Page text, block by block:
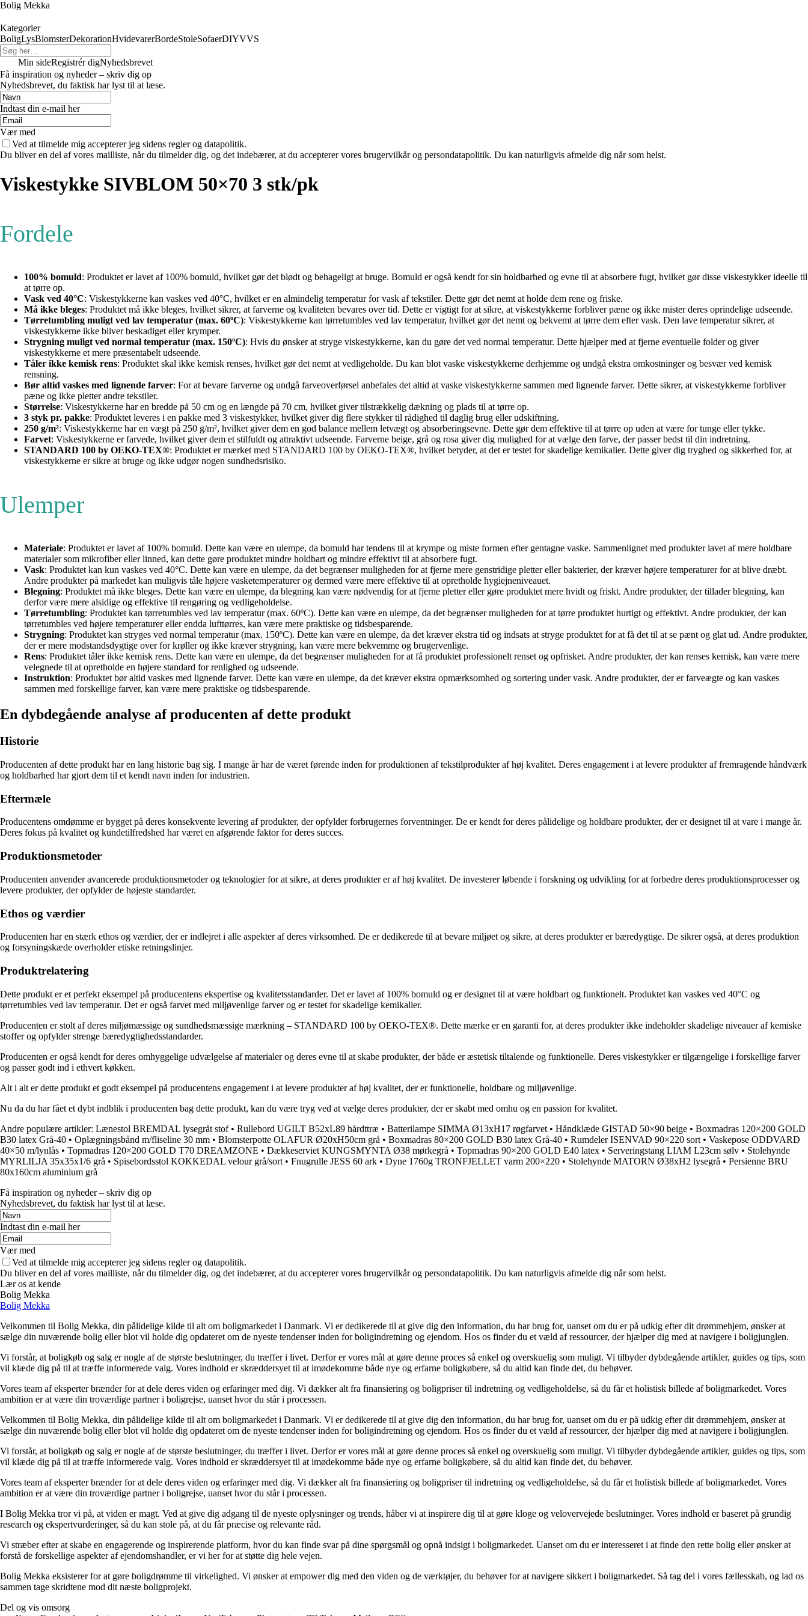
Bolig Mekka
Kategorier
BoligLysBlomsterDekorationHvidevarerBordeStoleSofaerDIYVVS
Min sideRegistrér digNyhedsbrevet
Få inspiration og nyheder – skriv dig op
Nyhedsbrevet, du faktisk har lyst til at læse.
Indtast din e-mail her
Vær med
Ved at tilmelde mig accepterer jeg sidens regler og datapolitik.
Du bliver en del af vores mailliste, når du tilmelder dig, og det indebærer, at du accepterer vores brugervilkår og persondatapolitik. Du kan naturligvis afmelde dig når som helst.
Viskestykke SIVBLOM 50×70 3 stk/pk
Fordele
100% bomuld: Produktet er lavet af 100% bomuld, hvilket gør det blødt og behageligt at bruge. Bomuld er også kendt for sin holdbarhed og evne til at absorbere fugt, hvilket gør disse viskestykker ideelle til
at tørre op.
Vask ved 40°C: Viskestykkerne kan vaskes ved 40°C, hvilket er en almindelig temperatur for vask af tekstiler. Dette gør det nemt at holde dem rene og friske.
Må ikke bleges: Produktet må ikke bleges, hvilket sikrer, at farverne og kvaliteten bevares over tid. Dette er vigtigt for at sikre, at viskestykkerne forbliver pæne og ikke mister deres oprindelige udseende.
Tørretumbling muligt ved lav temperatur (max. 60ºC): Viskestykkerne kan tørretumbles ved lav temperatur, hvilket gør det nemt og bekvemt at tørre dem efter vask. Den lave temperatur sikrer, at
viskestykkerne ikke bliver beskadiget eller krymper.
Strygning muligt ved normal temperatur (max. 150ºC): Hvis du ønsker at stryge viskestykkerne, kan du gøre det ved normal temperatur. Dette hjælper med at fjerne eventuelle folder og giver
viskestykkerne et mere præsentabelt udseende.
Tåler ikke kemisk rens: Produktet skal ikke kemisk renses, hvilket gør det nemt at vedligeholde. Du kan blot vaske viskestykkerne derhjemme og undgå ekstra omkostninger og besvær ved kemisk
rensning.
Bør altid vaskes med lignende farver: For at bevare farverne og undgå farveoverførsel anbefales det altid at vaske viskestykkerne sammen med lignende farver. Dette sikrer, at viskestykkerne forbliver
pæne og ikke pletter andre tekstiler.
Størrelse: Viskestykkerne har en bredde på 50 cm og en længde på 70 cm, hvilket giver tilstrækkelig dækning og plads til at tørre op.
3 styk pr. pakke: Produktet leveres i en pakke med 3 viskestykker, hvilket giver dig flere stykker til rådighed til daglig brug eller udskiftning.
250 g/m²: Viskestykkerne har en vægt på 250 g/m², hvilket giver dem en god balance mellem letvægt og absorberingsevne. Dette gør dem effektive til at tørre op uden at være for tunge eller tykke.
Farvet: Viskestykkerne er farvede, hvilket giver dem et stilfuldt og attraktivt udseende. Farverne beige, grå og rosa giver dig mulighed for at vælge den farve, der passer bedst til din indretning.
STANDARD 100 by OEKO-TEX®: Produktet er mærket med STANDARD 100 by OEKO-TEX®, hvilket betyder, at det er testet for skadelige kemikalier. Dette giver dig tryghed og sikkerhed for, at
viskestykkerne er sikre at bruge og ikke udgør nogen sundhedsrisiko.
Ulemper
Materiale: Produktet er lavet af 100% bomuld. Dette kan være en ulempe, da bomuld har tendens til at krympe og miste formen efter gentagne vaske. Sammenlignet med produkter lavet af mere holdbare
materialer som mikrofiber eller linned, kan dette gøre produktet mindre holdbart og mindre effektivt til at absorbere fugt.
Vask: Produktet kan kun vaskes ved 40°C. Dette kan være en ulempe, da det begrænser muligheden for at fjerne mere genstridige pletter eller bakterier, der kræver højere temperaturer for at blive dræbt.
Andre produkter på markedet kan muligvis tåle højere vasketemperaturer og dermed være mere effektive til at opretholde hygiejneniveauet.
Blegning: Produktet må ikke bleges. Dette kan være en ulempe, da blegning kan være nødvendig for at fjerne pletter eller gøre produktet mere hvidt og friskt. Andre produkter, der tillader blegning, kan
derfor være mere alsidige og effektive til rengøring og vedligeholdelse.
Tørretumbling: Produktet kan tørretumbles ved lav temperatur (max. 60ºC). Dette kan være en ulempe, da det begrænser muligheden for at tørre produktet hurtigt og effektivt. Andre produkter, der kan
tørretumbles ved højere temperaturer eller endda lufttørres, kan være mere praktiske og tidsbesparende.
Strygning: Produktet kan stryges ved normal temperatur (max. 150ºC). Dette kan være en ulempe, da det kræver ekstra tid og indsats at stryge produktet for at få det til at se pænt og glat ud. Andre produkter,
der er mere modstandsdygtige over for krøller og ikke kræver strygning, kan være mere bekvemme og brugervenlige.
Rens: Produktet tåler ikke kemisk rens. Dette kan være en ulempe, da det begrænser muligheden for at få produktet professionelt renset og opfrisket. Andre produkter, der kan renses kemisk, kan være mere
velegnede til at opretholde en højere standard for renlighed og udseende.
Instruktion: Produktet bør altid vaskes med lignende farver. Dette kan være en ulempe, da det kræver ekstra opmærksomhed og sortering under vask. Andre produkter, der er farveægte og kan vaskes
sammen med forskellige farver, kan være mere praktiske og tidsbesparende.
En dybdegående analyse af producenten af ​​dette produkt
Historie
Producenten af dette produkt har en lang historie bag sig. I mange år har de været førende inden for produktionen af tekstilprodukter af høj kvalitet. Deres engagement i at levere produkter af fremragende håndværk
og holdbarhed har gjort dem til et kendt navn inden for industrien.
Eftermæle
Producentens omdømme er bygget på deres konsekvente levering af produkter, der opfylder forbrugernes forventninger. De er kendt for deres pålidelige og holdbare produkter, der er designet til at vare i mange år.
Deres fokus på kvalitet og kundetilfredshed har været en afgørende faktor for deres succes.
Produktionsmetoder
Producenten anvender avancerede produktionsmetoder og teknologier for at sikre, at deres produkter er af høj kvalitet. De investerer løbende i forskning og udvikling for at forbedre deres produktionsprocesser og
levere produkter, der opfylder de højeste standarder.
Ethos og værdier
Producenten har en stærk ethos og værdier, der er indlejret i alle aspekter af deres virksomhed. De er dedikerede til at bevare miljøet og sikre, at deres produkter er bæredygtige. De sikrer også, at deres produktion
og forsyningskæde overholder etiske retningslinjer.
Produktrelatering
Dette produkt er et perfekt eksempel på producentens ekspertise og kvalitetsstandarder. Det er lavet af 100% bomuld og er designet til at være holdbart og funktionelt. Produktet kan vaskes ved 40°C og
tørretumbles ved lav temperatur. Det er også farvet med miljøvenlige farver og er testet for skadelige kemikalier.
Producenten er stolt af deres miljømæssige og sundhedsmæssige mærkning – STANDARD 100 by OEKO-TEX®. Dette mærke er en garanti for, at deres produkter ikke indeholder skadelige niveauer af kemiske
stoffer og opfylder strenge bæredygtighedsstandarder.
Producenten er også kendt for deres omhyggelige udvælgelse af materialer og deres evne til at skabe produkter, der både er æstetisk tiltalende og funktionelle. Deres viskestykker er tilgængelige i forskellige farver
og passer godt ind i ethvert køkken.
Alt i alt er dette produkt et godt eksempel på producentens engagement i at levere produkter af høj kvalitet, der er funktionelle, holdbare og miljøvenlige.
Nu da du har fået et dybt indblik i producenten bag dette produkt, kan du være tryg ved at vælge deres produkter, der er skabt med omhu og en passion for kvalitet.
Andre populære artikler: Lænestol BREMDAL lysegråt stof• Rullebord UGILT B52xL89 hårdttræ • Batterilampe SIMMA Ø13xH17 røgfarvet • Håndklæde GISTAD 50×90 beige • Boxmadras 120×200 GOLD
B30 latex Grå-40 • Oplægningsbånd m/fliseline 30 mm • Blomsterpotte OLAFUR Ø20xH50cm grå • Boxmadras 80×200 GOLD B30 latex Grå-40 • Rumdeler ISENVAD 90×220 sort • Vaskepose ODDVARD
40×50 m/lynlås • Topmadras 120×200 GOLD T70 DREAMZONE • Dækkeserviet KUNGSMYNTA Ø38 mørkegrå • Topmadras 90×200 GOLD E40 latex • Serveringstang LIAM L23cm sølv • Stolehynde
MYRLILJA 35x35x1/6 grå • Spisebordsstol KOKKEDAL velour grå/sort • Fnugrulle JESS 60 ark • Dyne 1760g TRONFJELLET varm 200×220 • Stolehynde MATORN Ø38xH2 lysegrå • Persienne BRU
80x160cm aluminium grå
Få inspiration og nyheder – skriv dig op
Nyhedsbrevet, du faktisk har lyst til at læse.
Indtast din e-mail her
Vær med
Ved at tilmelde mig accepterer jeg sidens regler og datapolitik.
Du bliver en del af vores mailliste, når du tilmelder dig, og det indebærer, at du accepterer vores brugervilkår og persondatapolitik. Du kan naturligvis afmelde dig når som helst.
Lær os at kende
Bolig Mekka
Bolig Mekka
Velkommen til Bolig Mekka, din pålidelige kilde til alt om boligmarkedet i Danmark. Vi er dedikerede til at give dig den information, du har brug for, uanset om du er på udkig efter dit drømmehjem, ønsker at
sælge din nuværende bolig eller blot vil holde dig opdateret om de nyeste tendenser inden for boligindretning og ejendom. Hos os finder du et væld af ressourcer, der hjælper dig med at navigere i boligjunglen.
Vi forstår, at boligkøb og salg er nogle af de største beslutninger, du træffer i livet. Derfor er vores mål at gøre denne proces så enkel og overskuelig som muligt. Vi tilbyder dybdegående artikler, guides og tips, som
vil klæde dig på til at træffe informerede valg. Vores indhold er skræddersyet til at imødekomme både nye og erfarne boligkøbere, så du altid kan finde det, du behøver.
Vores team af eksperter brænder for at dele deres viden og erfaringer med dig. Vi dækker alt fra finansiering og boligpriser til indretning og vedligeholdelse, så du får et holistisk billede af boligmarkedet. Vores
ambition er at være din troværdige partner i boligrejse, uanset hvor du står i processen.
Velkommen til Bolig Mekka, din pålidelige kilde til alt om boligmarkedet i Danmark. Vi er dedikerede til at give dig den information, du har brug for, uanset om du er på udkig efter dit drømmehjem, ønsker at
sælge din nuværende bolig eller blot vil holde dig opdateret om de nyeste tendenser inden for boligindretning og ejendom. Hos os finder du et væld af ressourcer, der hjælper dig med at navigere i boligjunglen.
Vi forstår, at boligkøb og salg er nogle af de største beslutninger, du træffer i livet. Derfor er vores mål at gøre denne proces så enkel og overskuelig som muligt. Vi tilbyder dybdegående artikler, guides og tips, som
vil klæde dig på til at træffe informerede valg. Vores indhold er skræddersyet til at imødekomme både nye og erfarne boligkøbere, så du altid kan finde det, du behøver.
Vores team af eksperter brænder for at dele deres viden og erfaringer med dig. Vi dækker alt fra finansiering og boligpriser til indretning og vedligeholdelse, så du får et holistisk billede af boligmarkedet. Vores
ambition er at være din troværdige partner i boligrejse, uanset hvor du står i processen.
I Bolig Mekka tror vi på, at viden er magt. Ved at give dig adgang til de nyeste oplysninger og trends, håber vi at inspirere dig til at gøre kloge og velovervejede beslutninger. Vores indhold er baseret på grundig
research og ekspertvurderinger, så du kan stole på, at du får præcise og relevante råd.
Vi stræber efter at skabe en engagerende og inspirerende platform, hvor du kan finde svar på dine spørgsmål og opnå indsigt i boligmarkedet. Uanset om du er interesseret i at finde den rette bolig eller ønsker at
forstå de forskellige aspekter af ejendomshandler, er vi her for at støtte dig hele vejen.
Bolig Mekka eksisterer for at gøre boligdrømme til virkelighed. Vi ønsker at empower dig med den viden og de værktøjer, du behøver for at navigere sikkert i boligmarkedet. Så tag del i vores fællesskab, og lad os
sammen tage skridtene mod dit næste boligprojekt.
Del og vis omsorg